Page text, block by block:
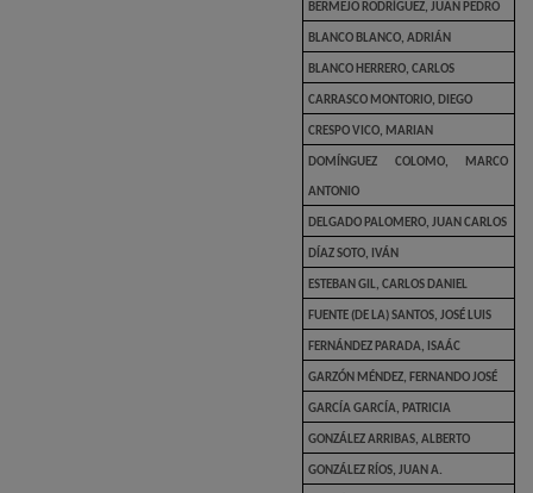
BERMEJO RODRÍGUEZ, JUAN PEDRO
BLANCO BLANCO, ADRIÁN
BLANCO HERRERO, CARLOS
CARRASCO MONTORIO, DIEGO
CRESPO VICO, MARIAN
DOMÍNGUEZ COLOMO, MARCO
ANTONIO
DELGADO PALOMERO, JUAN CARLOS
DÍAZ SOTO, IVÁN
ESTEBAN GIL, CARLOS DANIEL
FUENTE (DE LA) SANTOS, JOSÉ LUIS
FERNÁNDEZ PARADA, ISAÁC
GARZÓN MÉNDEZ, FERNANDO JOSÉ
GARCÍA GARCÍA, PATRICIA
GONZÁLEZ ARRIBAS, ALBERTO
GONZÁLEZ RÍOS, JUAN A.